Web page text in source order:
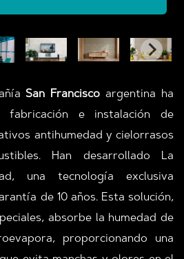
San Francisco argentina ha
e instalación de
antihumedad y cielorrasos
Han desarrollado La
una tecnología exclusiva
de 10 años. Esta solución,
absorbe la humedad de
proporcionando una